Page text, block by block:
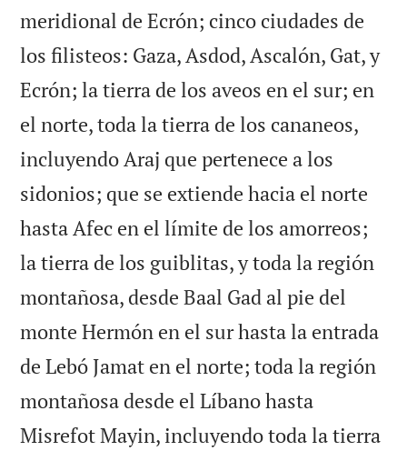
meridional de Ecrón; cinco ciudades de
los filisteos: Gaza, Asdod, Ascalón, Gat, y
Ecrón; la tierra de los aveos en el sur; en
el norte, toda la tierra de los cananeos,
incluyendo Araj que pertenece a los
sidonios; que se extiende hacia el norte
hasta Afec en el límite de los amorreos;
la tierra de los guiblitas, y toda la región
montañosa, desde Baal Gad al pie del
monte Hermón en el sur hasta la entrada
de Lebó Jamat en el norte; toda la región
montañosa desde el Líbano hasta
Misrefot Mayin, incluyendo toda la tierra